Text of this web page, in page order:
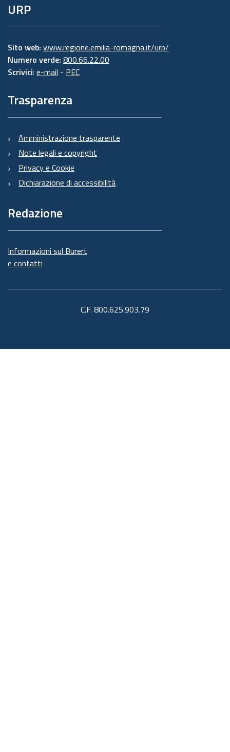
URP
Sito web: www.regione.emilia-romagna.it/urp/
Numero verde: 800.66.22.00
Scrivici: e-mail - PEC
Trasparenza
Amministrazione trasparente
Note legali e copyright
Privacy e Cookie
Dichiarazione di accessibilità
Redazione
Informazioni sul Burert
e contatti
C.F. 800.625.903.79